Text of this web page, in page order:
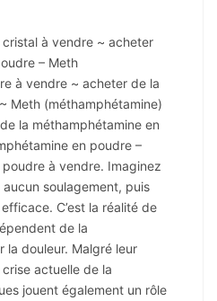
à vendre ~ acheter
– Meth
à vendre ~ acheter de la
Meth (méthamphétamine)
la méthamphétamine en
en poudre –
à vendre. Imaginez
soulagement, puis
C’est la réalité de
de la
la douleur. Malgré leur
actuelle de la
jouent également un rôle